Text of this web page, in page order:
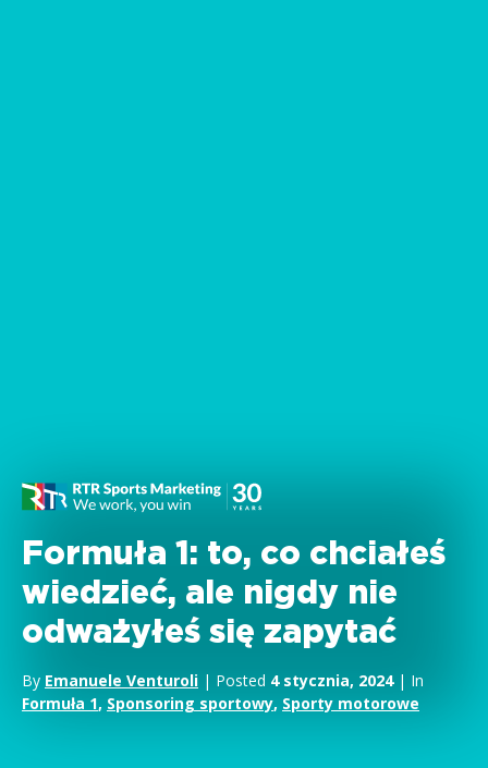
Formuła 1: to, co chciałeś
wiedzieć, ale nigdy nie
odważyłeś się zapytać
By Emanuele Venturoli | Posted 4 stycznia, 2024| In
Formuła 1, Sponsoring sportowy, Sporty motorowe